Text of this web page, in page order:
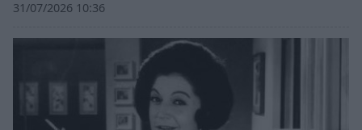
31/07/2026 10:36